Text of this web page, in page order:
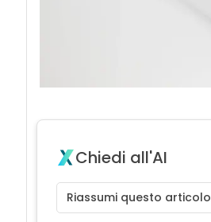
Chiedi all'AI
Riassumi questo articolo